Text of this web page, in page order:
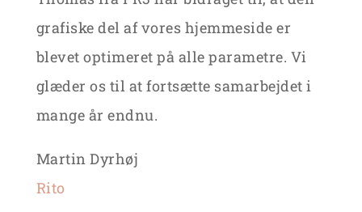
grafiske del af vores hjemmeside er
blevet optimeret på alle parametre. Vi
glæder os til at fortsætte samarbejdet i
mange år endnu.
Martin Dyrhøj
Rito